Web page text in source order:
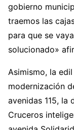
gobierno
traemos las
para que se
solucionado»
Asimismo, la
modernización
avenidas 115, la
Cruceros